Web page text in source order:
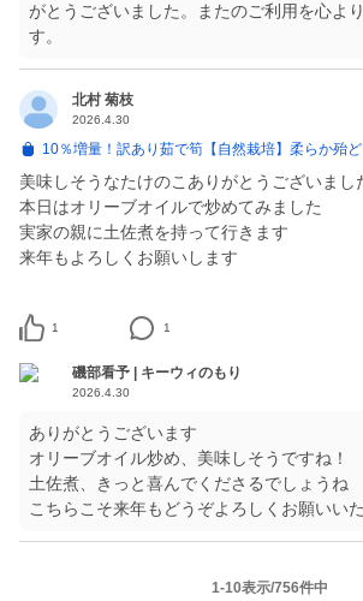
がとうございました。またのご利用を心よ
す。
北村 菊枝
2026.4.30
10％増量！訳あり茹で筍【自然栽培】柔らか殆
美味しそうなたけのこありがとうございまし
本日はオリーブオイルで炒めてみました
実家の親に土佐煮を持って行きます
来年もよろしくお願いします
1 1
磯部看予 | キーウィのもり
2026.4.30
ありがとうございます
オリーブオイル炒め、美味しそうですね！
土佐煮、きっと喜んでくださるでしょうね
こちらこそ来年もどうぞよろしくお願いい
1-10表示/756件中